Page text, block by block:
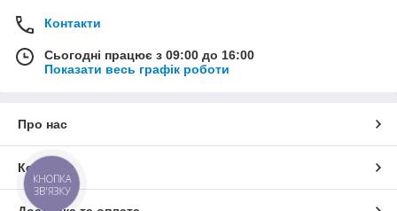
Контакти
Сьогодні працює з 09:00 до 16:00
Показати весь графік роботи
Про нас
Контакти
КНОПКА
ЗВ'ЯЗКУ